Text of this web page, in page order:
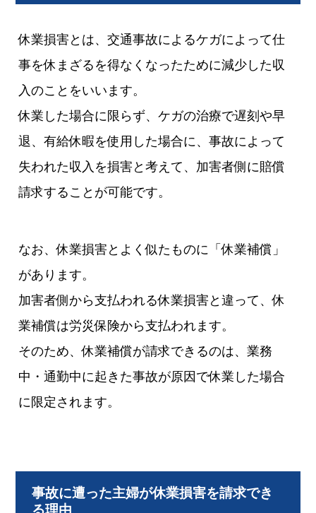
休業損害とは、交通事故によるケガによって仕
事を休まざるを得なくなったために減少した収
入のことをいいます。
休業した場合に限らず、ケガの治療で遅刻や早
退、有給休暇を使用した場合に、事故によって
失われた収入を損害と考えて、加害者側に賠償
請求することが可能です。
なお、休業損害とよく似たものに「休業補償」
があります。
加害者側から支払われる休業損害と違って、休
業補償は労災保険から支払われます。
そのため、休業補償が請求できるのは、業務
中・通勤中に起きた事故が原因で休業した場合
に限定されます。
事故に遭った主婦が休業損害を請求でき